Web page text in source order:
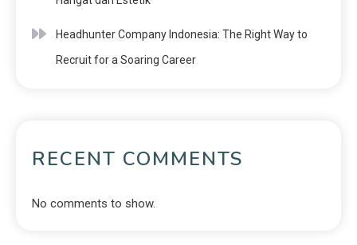
Headhunter Company Indonesia: The Right Way to
Recruit for a Soaring Career
RECENT COMMENTS
No comments to show.